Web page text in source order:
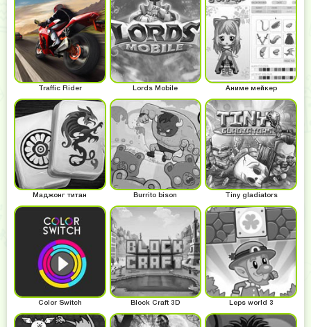
Traffic Rider Lords Mobile Аниме мейкер
Маджонг титан Burrito bison Tiny gladiators
Color Switch Block Craft 3D Leps world 3